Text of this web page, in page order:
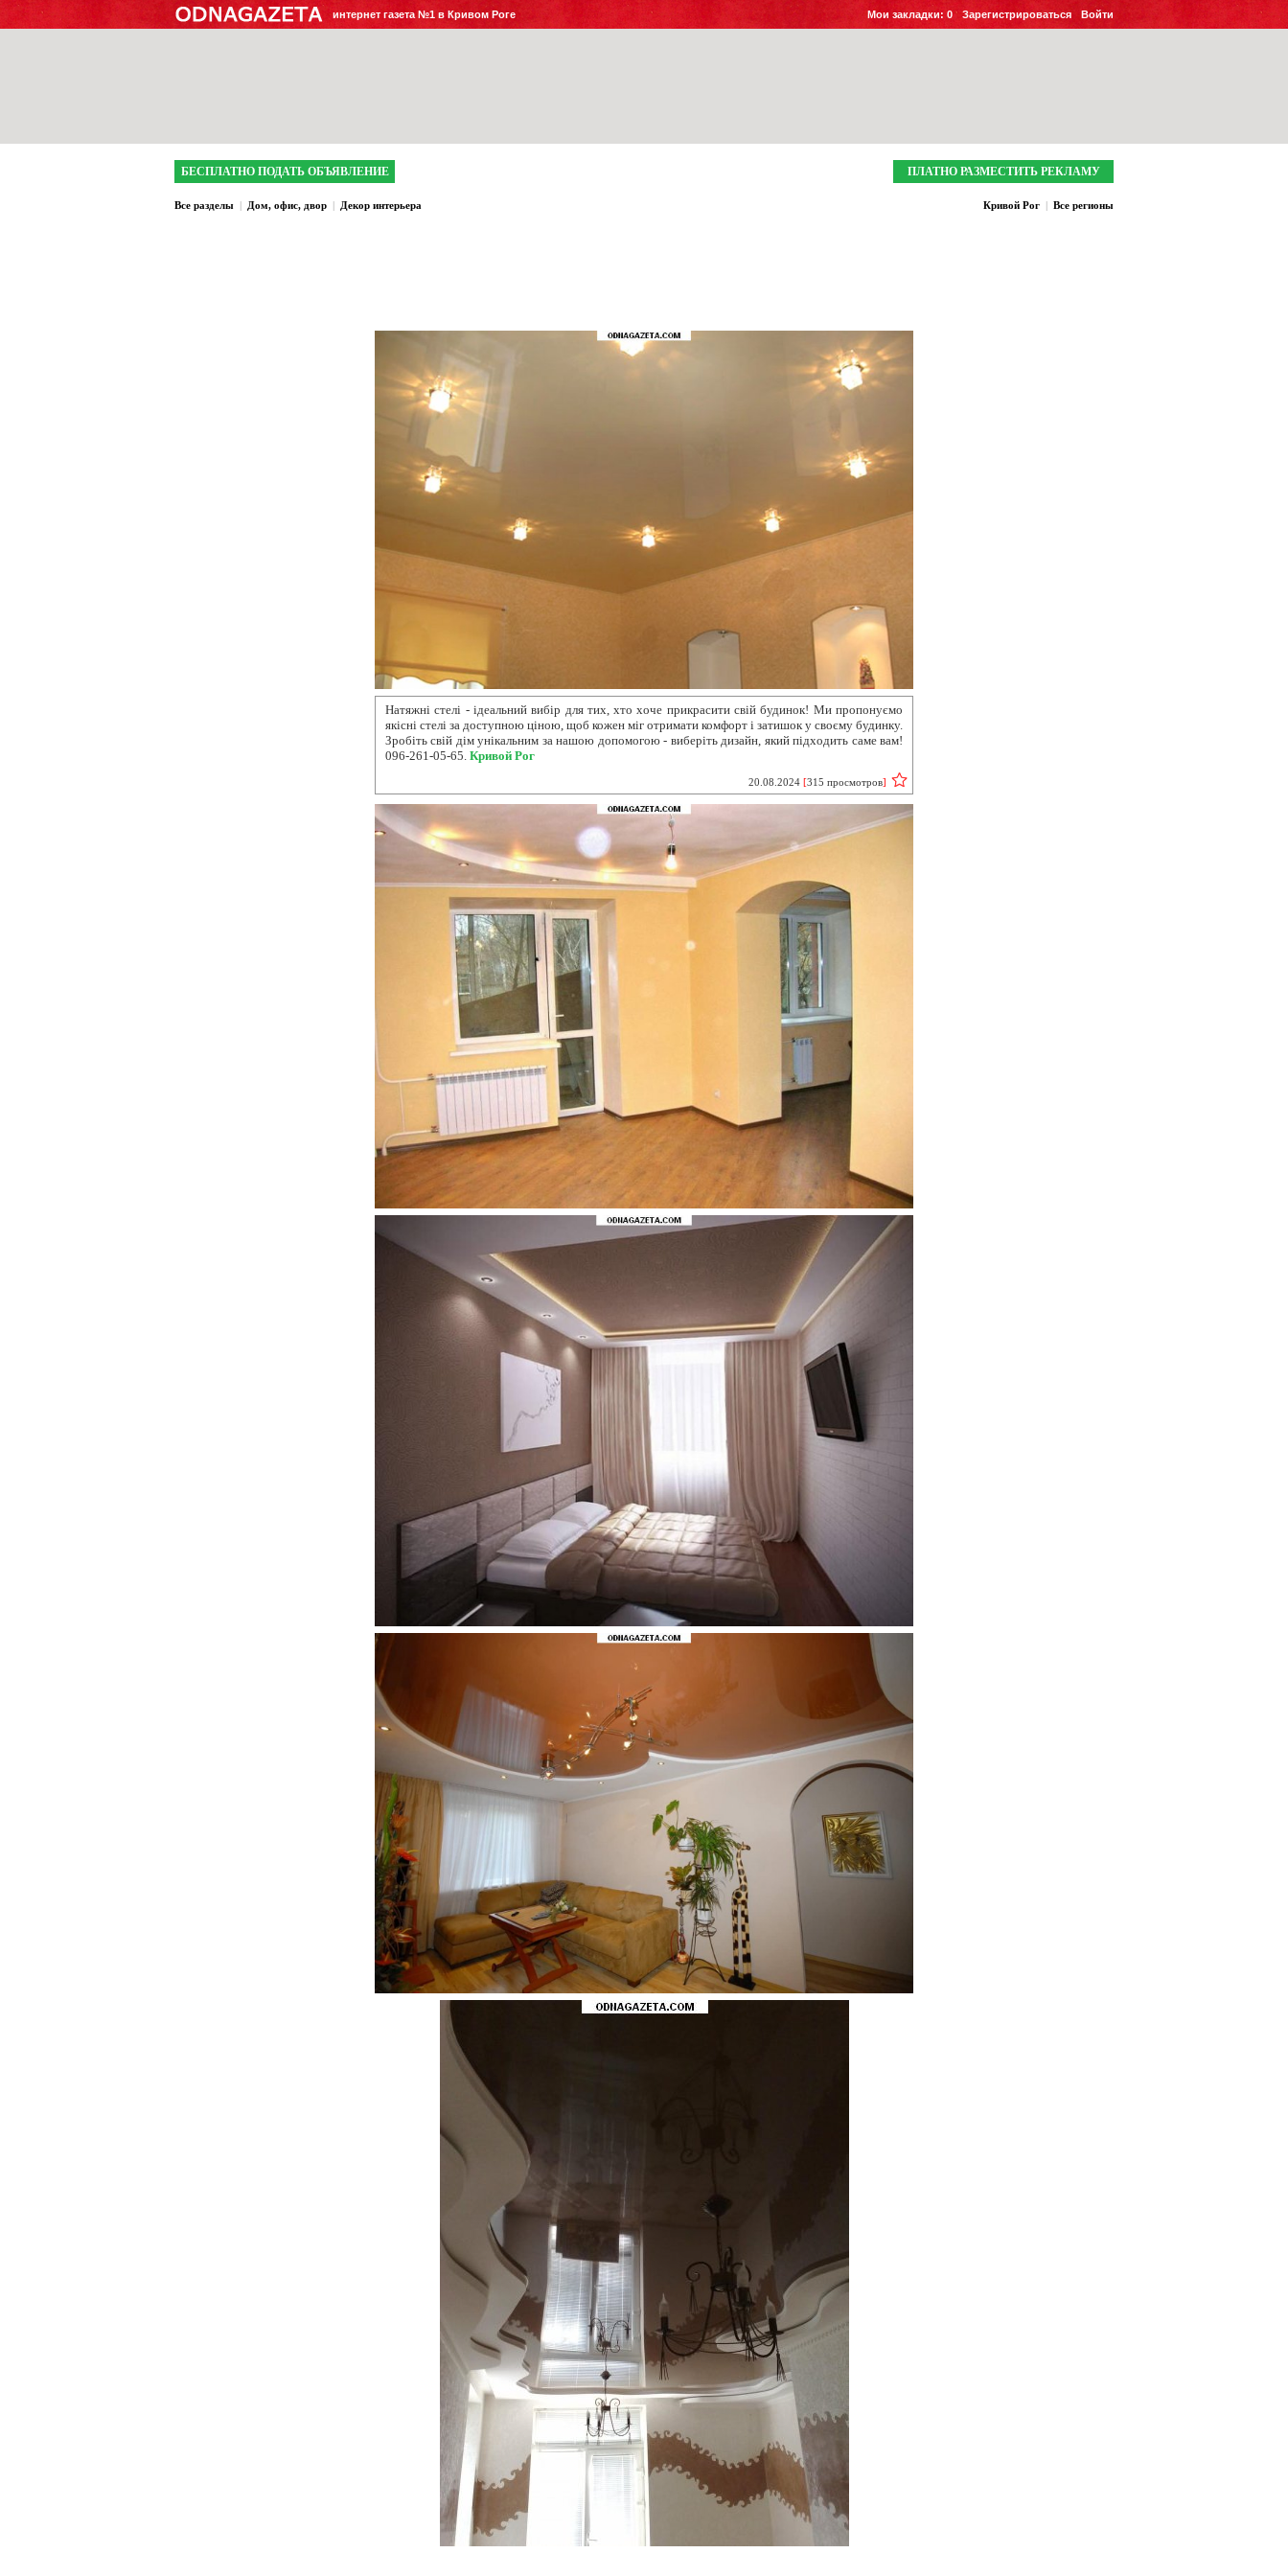
интернет газета №1 в Кривом Роге Войти
Зарегистрироваться
Мои закладки: 0
БЕСПЛАТНО ПОДАТЬ ОБЪЯВЛЕНИЕ ПЛАТНО РАЗМЕСТИТЬ РЕКЛАМУ
Все разделы | Дом, офис, двор | Декор интерьера Кривой Рог | Все регионы
Натяжні стелі - ідеальний вибір для тих, хто хоче прикрасити свій будинок! Ми пропонуємо
якісні стелі за доступною ціною, щоб кожен міг отримати комфорт і затишок у своєму будинку.
Зробіть свій дім унікальним за нашою допомогою - виберіть дизайн, який підходить саме вам!
096-261-05-65. Кривой Рог
20.08.2024 [315 просмотров]